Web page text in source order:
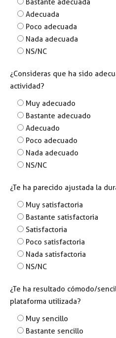
Bastante adecuada
Adecuada
Poco adecuada
Nada adecuada
NS/NC
¿Consideras que ha sido
actividad?
Muy adecuado
Bastante adecuado
Adecuado
Poco adecuado
Nada adecuado
NS/NC
¿Te ha parecido ajustada la
Muy satisfactoria
Bastante satisfactoria
Satisfactoria
Poco satisfactoria
Nada satisfactoria
NS/NC
¿Te ha resultado cómodo/
plataforma utilizada?
Muy sencillo
Bastante sencillo